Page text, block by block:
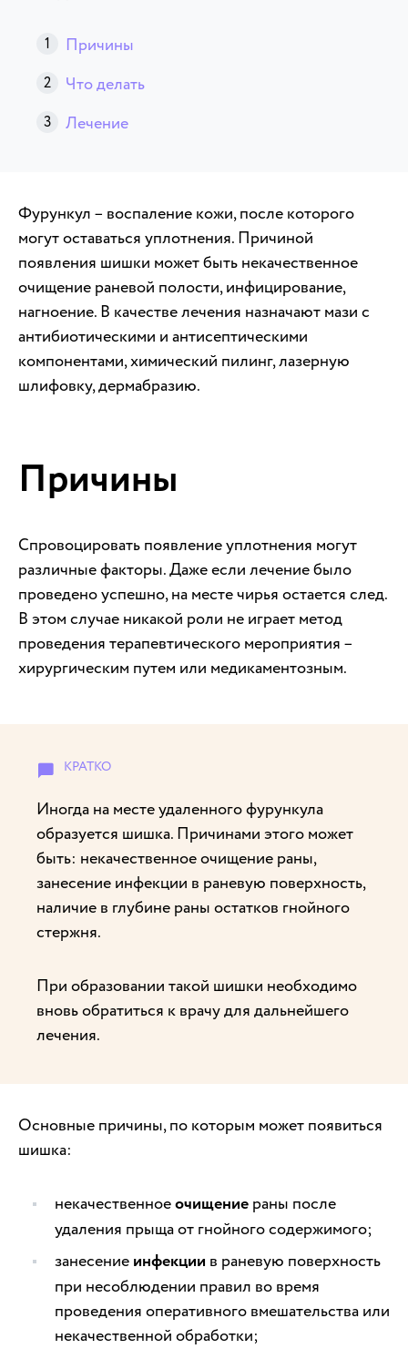
Причины
Что делать
Лечение
Фурункул – воспаление кожи, после которого
могут оставаться уплотнения. Причиной
появления шишки может быть некачественное
очищение раневой полости, инфицирование,
нагноение. В качестве лечения назначают мази с
антибиотическими и антисептическими
компонентами, химический пилинг, лазерную
шлифовку, дермабразию.
Причины
Спровоцировать появление уплотнения могут
различные факторы. Даже если лечение было
проведено успешно, на месте чирья остается след.
В этом случае никакой роли не играет метод
проведения терапевтического мероприятия –
хирургическим путем или медикаментозным.
Иногда на месте удаленного фурункула
образуется шишка. Причинами этого может
быть: некачественное очищение раны,
занесение инфекции в раневую поверхность,
наличие в глубине раны остатков гнойного
стержня.
При образовании такой шишки необходимо
вновь обратиться к врачу для дальнейшего
лечения.
Основные причины, по которым может появиться
шишка:
некачественноеочищение раны после
удаления прыща от гнойного содержимого;
занесение инфекции в раневую поверхность
при несоблюдении правил во время
проведения оперативного вмешательства или
некачественной обработки;